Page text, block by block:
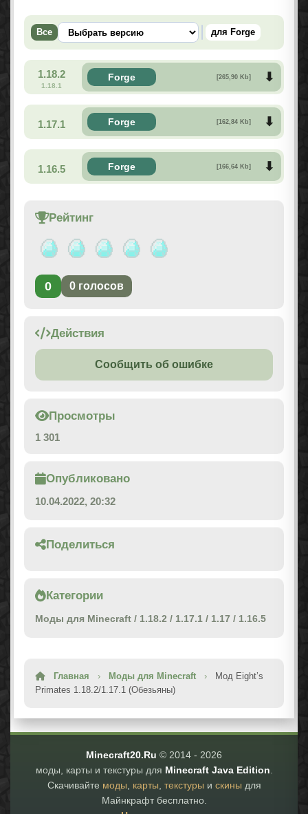
Все для Forge
1.18.2
1.18.1
Forge [265,90 Kb]
1.17.1 Forge [162,84 Kb]
1.16.5 Forge [166,64 Kb]
Рейтинг
0 0 голосов
Действия
Сообщить об ошибке
Просмотры
1 301
Опубликовано
10.04.2022, 20:32
Поделиться
Категории
Моды для Minecraft / 1.18.2 / 1.17.1 / 1.17 / 1.16.5
Главная › Моды для Minecraft ›
Мод Eight’s
Primates 1.18.2/1.17.1 (Обезьяны)
Minecraft20.Ru © 2014 - 2026
моды, карты и текстуры для Minecraft Java Edition.
Скачивайте моды, карты, текстуры и скины для
Майнкрафт бесплатно.